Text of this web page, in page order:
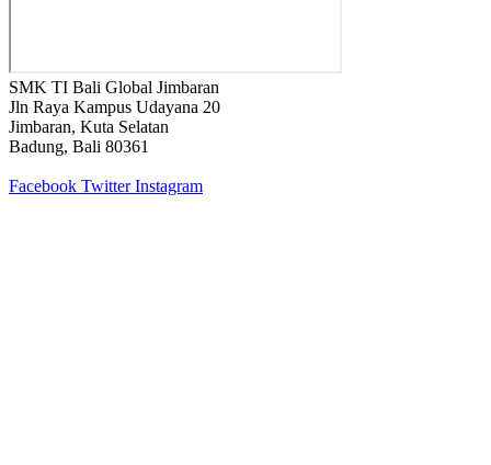
SMK TI Bali Global Jimbaran
Jln Raya Kampus Udayana 20
Jimbaran, Kuta Selatan
Badung, Bali 80361
Facebook Twitter Instagram